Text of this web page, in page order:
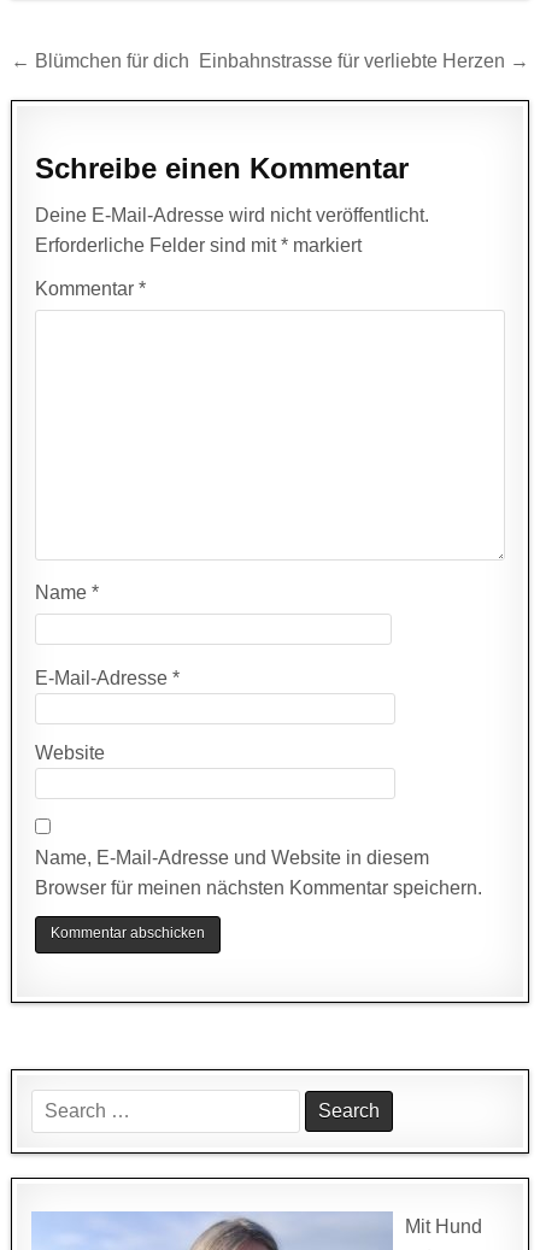
Beitragsnavigation
← Blümchen für dich Einbahnstrasse für verliebte Herzen →
Schreibe einen Kommentar
Deine E-Mail-Adresse wird nicht veröffentlicht.
Erforderliche Felder sind mit* markiert
Kommentar*
Name*
E-Mail-Adresse*
Website
Name, E-Mail-Adresse und Website in diesem
Browser für meinen nächsten Kommentar speichern.
Search
for:
Mit Hund